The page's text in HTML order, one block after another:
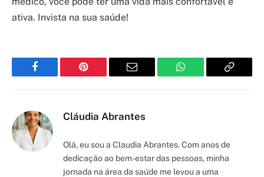
ativa. Invista na sua saúde!
Facebook Pinterest Email WhatsApp Copy
Cláudia Abrantes
Olá, eu sou a Claudia Abrantes. Com anos de
dedicação ao bem-estar das pessoas, minha
jornada na área da saúde me levou a uma